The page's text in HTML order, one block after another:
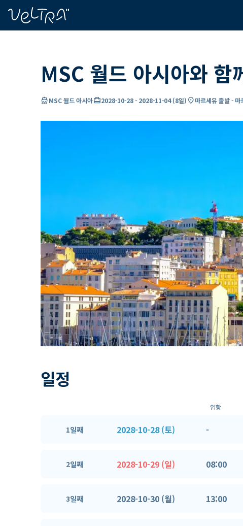
MSC 월드 아시아와 함
directions_boatMSC 월드 아시아card_travel2028-10-28- 2028-11-04(8일) location_on마르세유 출발 - 마
일정
입항
1일째 2028-10-28 (토) -
2일째 2028-10-29 (일) 08:00
3일째 2028-10-30 (월) 13:00